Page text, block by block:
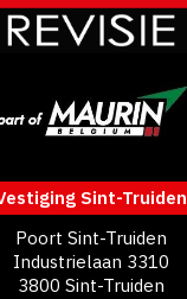
Sint-Truiden
Poort Sint-Truiden
Industrielaan 3310
3800 Sint-Truiden